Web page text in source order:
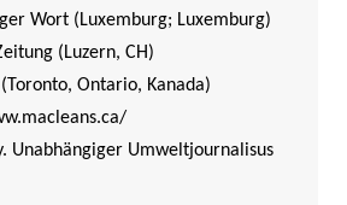
Wort (Luxemburg; Luxemburg)
(Luzern, CH)
Ontario, Kanada)
Unabhängiger Umweltjournalisus